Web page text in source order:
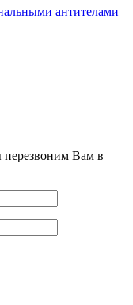
антителами
перезвоним Вам в